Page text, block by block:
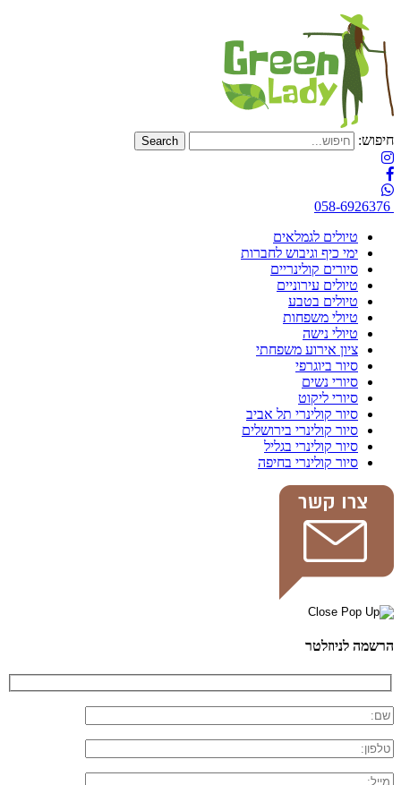
חיפוש:
058-6926376
טיולים לגמלאים
ימי כיף וגיבוש לחברות
סיורים קולינריים
טיולים עירוניים
טיולים בטבע
טיולי משפחות
טיולי נישה
ציון אירוע משפחתי
סיור ביוגרפי
סיורי נשים
סיורי ליקוט
סיור קולינרי תל אביב
סיור קולינרי בירושלים
סיור קולינרי בגליל
סיור קולינרי בחיפה
הרשמה לניוזלטר